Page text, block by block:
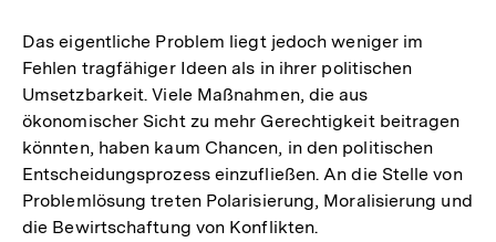
Das eigentliche Problem liegt jedoch weniger im
Fehlen tragfähiger Ideen als in ihrer politischen
Umsetzbarkeit. Viele Maßnahmen, die aus
ökonomischer Sicht zu mehr Gerechtigkeit beitragen
könnten, haben kaum Chancen, in den politischen
Entscheidungsprozess einzufließen. An die Stelle von
Problemlösung treten Polarisierung, Moralisierung und
die Bewirtschaftung von Konflikten.